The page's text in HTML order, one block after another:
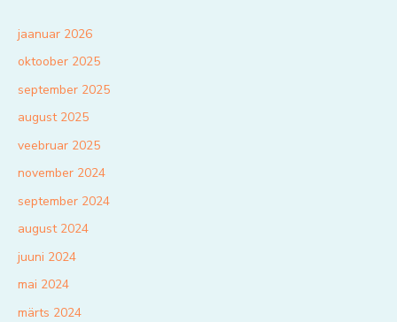
jaanuar 2026
oktoober 2025
september 2025
august 2025
veebruar 2025
november 2024
september 2024
august 2024
juuni 2024
mai 2024
märts 2024